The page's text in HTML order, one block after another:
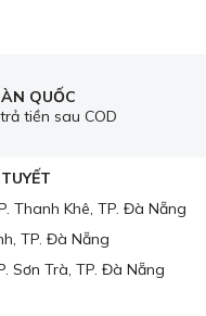
hàng ngàn mẫu vải đa
QUỐC
tiền sau COD
Thanh Khê, TP. Đà Nẵng
TP. Đà Nẵng
Sơn Trà, TP. Đà Nẵng